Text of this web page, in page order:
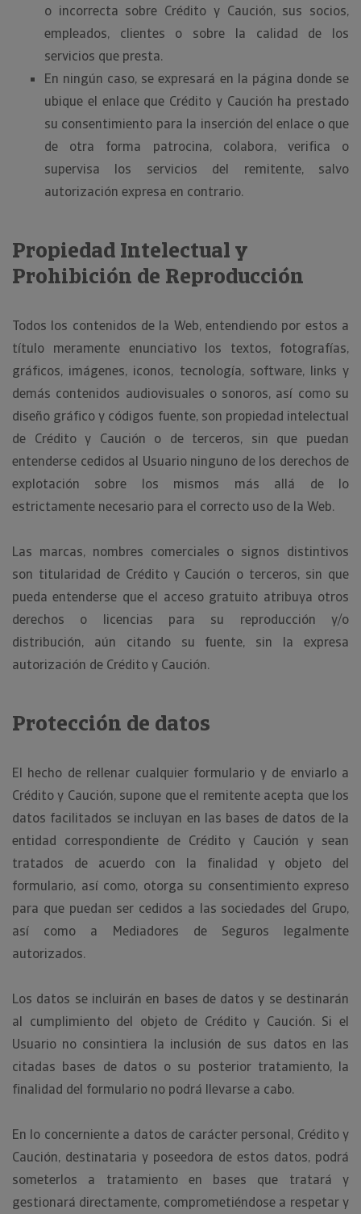
o incorrecta sobre Crédito y Caución, sus socios,
empleados, clientes o sobre la calidad de los
servicios que presta.
En ningún caso, se expresará en la página donde se
ubique el enlace que Crédito y Caución ha prestado
su consentimiento para la inserción del enlace o que
de otra forma patrocina, colabora, verifica o
supervisa los servicios del remitente, salvo
autorización expresa en contrario.
Propiedad Intelectual y
Prohibición de Reproducción
Todos los contenidos de la Web, entendiendo por estos a
título meramente enunciativo los textos, fotografías,
gráficos, imágenes, iconos, tecnología, software, links y
demás contenidos audiovisuales o sonoros, así como su
diseño gráfico y códigos fuente, son propiedad intelectual
de Crédito y Caución o de terceros, sin que puedan
entenderse cedidos al Usuario ninguno de los derechos de
explotación sobre los mismos más allá de lo
estrictamente necesario para el correcto uso de la Web.
Las marcas, nombres comerciales o signos distintivos
son titularidad de Crédito y Caución o terceros, sin que
pueda entenderse que el acceso gratuito atribuya otros
derechos o licencias para su reproducción y/o
distribución, aún citando su fuente, sin la expresa
autorización de Crédito y Caución.
Protección de datos
El hecho de rellenar cualquier formulario y de enviarlo a
Crédito y Caución, supone que el remitente acepta que los
datos facilitados se incluyan en las bases de datos de la
entidad correspondiente de Crédito y Caución y sean
tratados de acuerdo con la finalidad y objeto del
formulario, así como, otorga su consentimiento expreso
para que puedan ser cedidos a las sociedades del Grupo,
así como a Mediadores de Seguros legalmente
autorizados.
Los datos se incluirán en bases de datos y se destinarán
al cumplimiento del objeto de Crédito y Caución. Si el
Usuario no consintiera la inclusión de sus datos en las
citadas bases de datos o su posterior tratamiento, la
finalidad del formulario no podrá llevarse a cabo.
En lo concerniente a datos de carácter personal, Crédito y
Caución, destinataria y poseedora de estos datos, podrá
someterlos a tratamiento en bases que tratará y
gestionará directamente, comprometiéndose a respetar y